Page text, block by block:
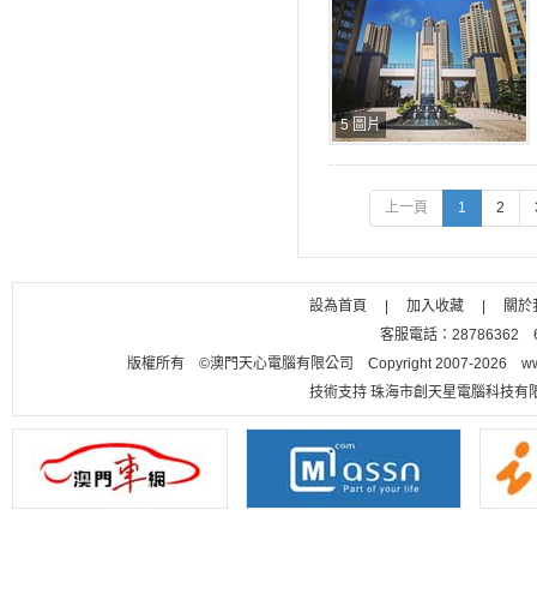
5 圖片
上一頁 1 2
設為首頁 加入收藏
關於
客服電話：28786362
版權所有 ©澳門天心電腦有限公司 Copyright 2007-2026
技術支持 珠海市創天星電腦科技